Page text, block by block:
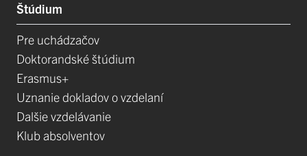
Štúdium
Pre uchádzačov
Doktorandské štúdium
Erasmus+
Uznanie dokladov o vzdelaní
Dalšie vzdelávanie
Klub absolventov